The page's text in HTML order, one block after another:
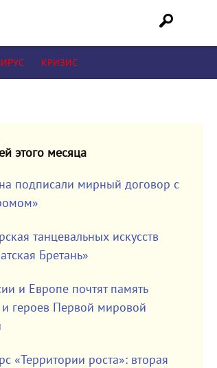
КРИЗИС
этого месяца
подписали мирный договор с
танцевальных искусств
Бретань»
и Европе почтят память
героев Первой мировой
«Территории роста»: вторая